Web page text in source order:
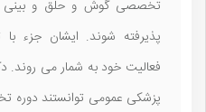
تخصصی گوش و حلق و بینی
پذیرفته شوند. ایشان جزء
فعالیت خود به شمار می روند.
پزشکی عمومی توانستند دوره